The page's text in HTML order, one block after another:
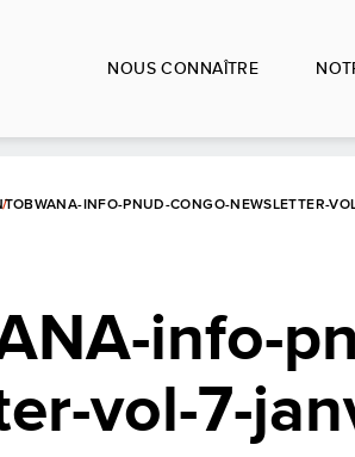
NOUS CONNAÎTRE
INFO-PNUD-CONGO-NEWSLETTER-
info-
vol-7-